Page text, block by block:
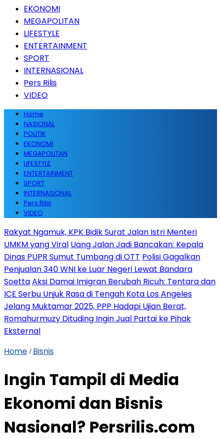
EKONOMI
MEGAPOLITAN
LIFESTYLE
ENTERTAINMENT
SPORT
INTERNASIONAL
Pers Rilis
VIDEO
Home
NASIONAL
POLITIK
EKONOMI
MEGAPOLITAN
LIFESTYLE
ENTERTAINMENT
SPORT
INTERNASIONAL
Pers Rilis
VIDEO
Rakyat Ngamuk, KPK Bidik Surat Jalan Istri Menteri
UMKM yang Viral Uang Jalan Jadi Bancakan: Kepala
Dinas PUPR Sumut Tumbang di OTT Polisi Gagalkan
Penjualan 340 WNI ke Luar Negeri Lewat Bandara
SoettaAksi Damai Imigran Berubah Ricuh: Tentara dan
ICE Serbu Unjuk Rasa di Tengah Kota Los Angeles
Jelang Muktamar 2025, PPP Hadapi Ujian Berat,
Romahurmuzy Dituding Ingin Jual Partai ke Pihak
Eksternal
Home / Bisnis
Ingin Tampil di Media
Ekonomi dan Bisnis
Nasional? Persrilis.com